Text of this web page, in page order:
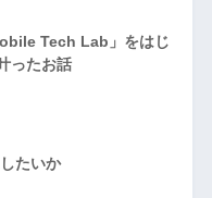
Tech Lab」をはじ
ったお話
たいか